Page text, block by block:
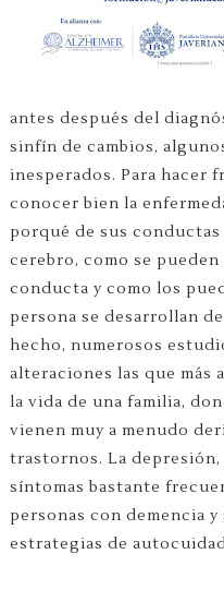
antes después del
sinfín de cambios,
inesperados. Para hacer
conocer bien la
porqué de sus
cerebro, como se
conducta y como los
persona se desarrollan
hecho, numerosos
alteraciones las que más
la vida de una familia,
vienen muy a menudo
trastornos. La depresión,
síntomas bastante
personas con demencia
estrategias de